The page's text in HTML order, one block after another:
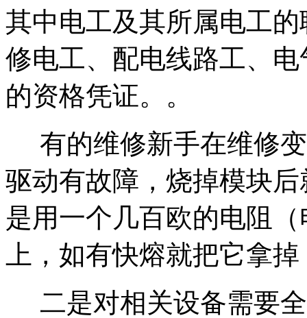
其中电工及其所属电工
修电工、配电线路工、
的资格凭证。。
有的维修新手在维修
驱动有故障，烧掉模块
是用一个几百欧的电阻
上，如有快熔就把它拿
二是对相关设备需要